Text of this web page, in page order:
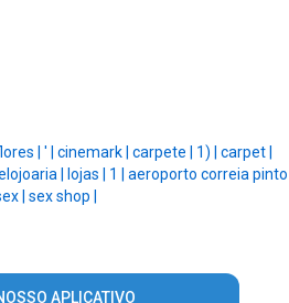
| ' | cinemark | carpete | 1) | carpet |
| lojas | 1 | aeroporto correia pinto
| sex shop |
APLICATIVO